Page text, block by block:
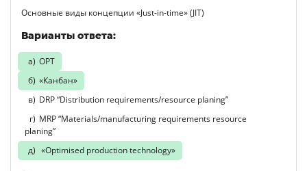
Основные виды концепции «Just-in-time» (JIT)
Варианты ответа:
ОРТ
«Канбан»
DRP “Distribution requirements/resource planing”
MRP “Materials/manufacturing requirements resource
planing”
«Optimised production technology»